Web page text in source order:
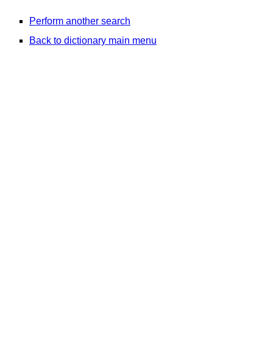
Perform another search
Back to dictionary main menu